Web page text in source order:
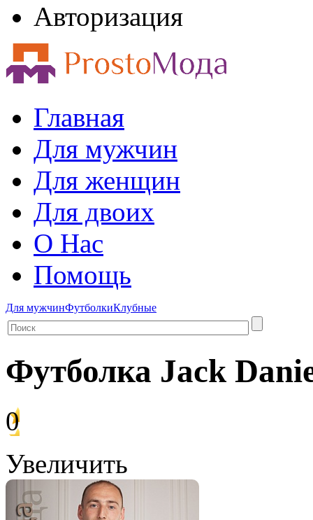
Авторизация
Главная
Для мужчин
Для женщин
Для двоих
О Нас
Помощь
Для мужчинФутболкиКлубные
Футболка Jack
0
Увеличить